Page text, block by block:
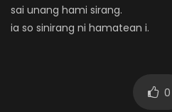
sai unang hami sirang.
ia so sinirang ni hamatean i.
0